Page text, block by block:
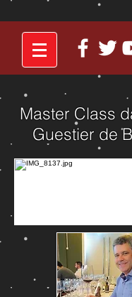
Master Class
Guestier de